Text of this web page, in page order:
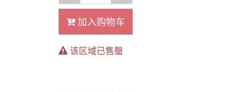
加入购物车
该区域已售罄